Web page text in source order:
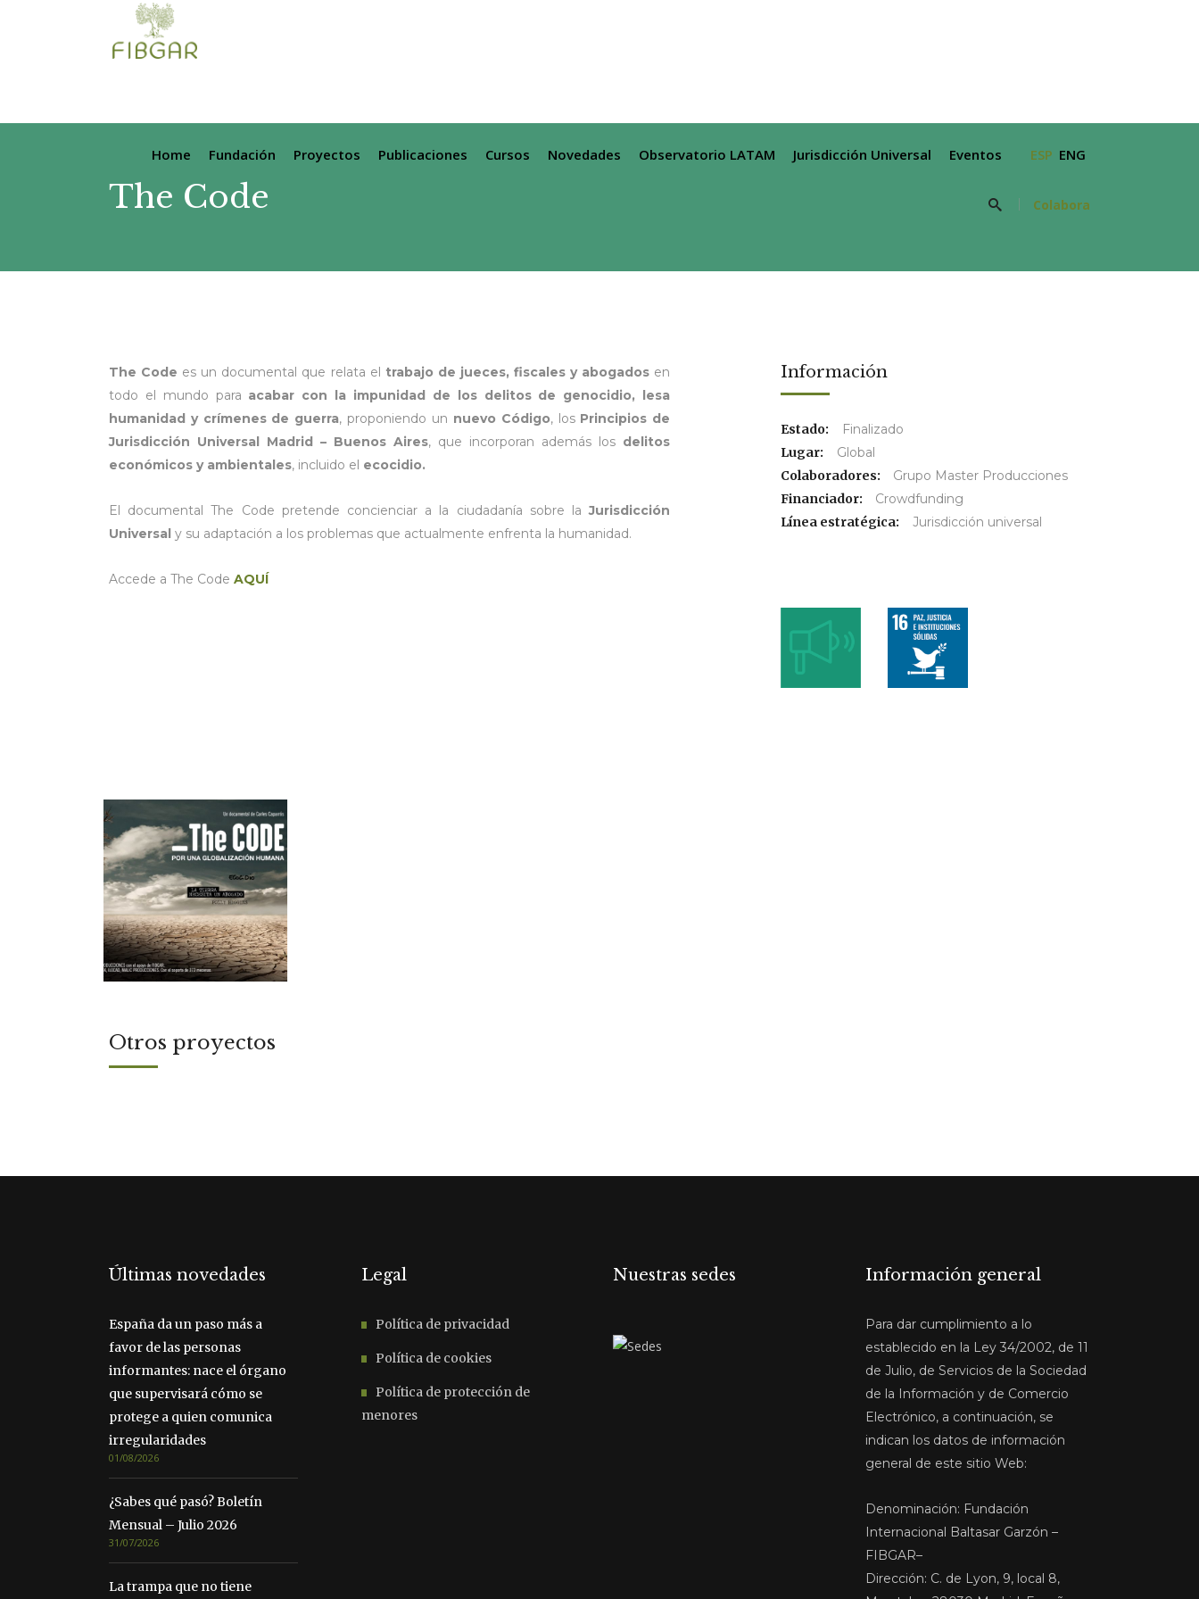
Home Fundación Proyectos Publicaciones Cursos Novedades Observatorio LATAM Jurisdicción Universal Eventos ESP ENG
Colabora
The Code
The Code es un documental que relata el trabajo de jueces, fiscales y abogados en
todo el mundo para acabar con la impunidad de los delitos de genocidio, lesa
humanidad y crímenes de guerra, proponiendo un nuevo Código, los Principios de
Jurisdicción Universal Madrid – Buenos Aires, que incorporan además los delitos
económicos y ambientales, incluido el ecocidio.
El documental The Code pretende concienciar a la ciudadanía sobre laJurisdicción
Universal y su adaptación a los problemas que actualmente enfrenta la humanidad.
Accede a The Code AQUÍ
Información
Estado:
Finalizado
Lugar:
Global
Colaboradores:
Grupo Master Producciones
Financiador:
Crowdfunding
Línea estratégica:
Jurisdicción universal
Otros proyectos
Últimas novedades
España da un paso más a
favor de las personas
informantes: nace el órgano
que supervisará cómo se
protege a quien comunica
irregularidades
01/08/2026
¿Sabes qué pasó? Boletín
Mensual – Julio 2026
31/07/2026
La trampa que no tiene
Legal
Política de privacidad
Política de cookies
Política de protección de
menores
Nuestras sedes Información general
Para dar cumplimiento a lo
establecido en la Ley 34/2002, de 11
de Julio, de Servicios de la Sociedad
de la Información y de Comercio
Electrónico, a continuación, se
indican los datos de información
general de este sitio Web:
Denominación: Fundación
Internacional Baltasar Garzón –
FIBGAR–
Dirección: C. de Lyon, 9, local 8,